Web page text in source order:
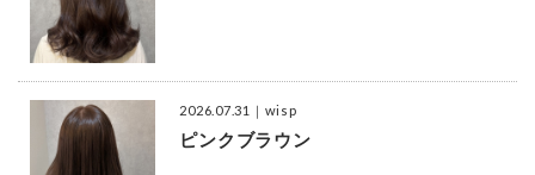
2026.07.31 ｜wisp
ピンクブラウン